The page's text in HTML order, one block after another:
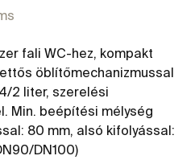
fali WC-hez, kompakt
öblítőmechanizmussal
2 liter, szerelési
Min. beépítési mélység
80 mm, alsó kifolyással:
DN100)